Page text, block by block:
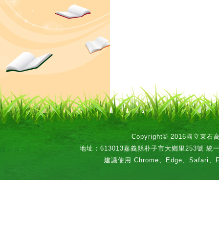
Copyright© 2016國立東石
地址：613013嘉義縣朴子市大鄉里253號 統
建議使用 Chrome、Edge、Safari